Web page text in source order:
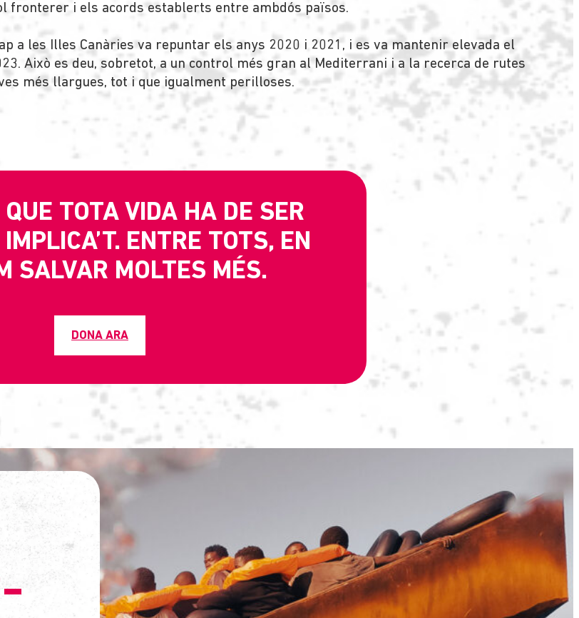
fronterer i els acords establerts entre ambdós països.
a les Illes Canàries va repuntar els anys 2020 i 2021, i es va mantenir elevada el
Això es deu, sobretot, a un control més gran al Mediterrani i a la recerca de rutes
més llargues, tot i que igualment perilloses.
TOTA VIDA HA DE SER
ENTRE TOTS, EN
SALVAR MOLTES MÉS.
DONA ARA